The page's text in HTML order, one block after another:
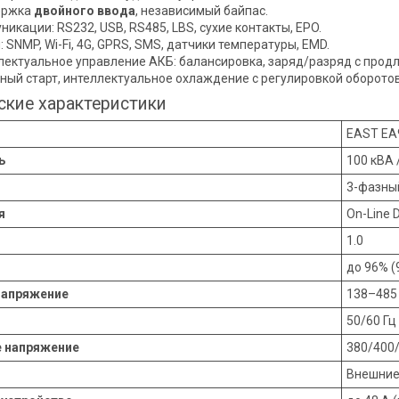
двойного ввода, независимый байпас.
RS232, USB, RS485, LBS, сухие контакты, EPO.
Wi-Fi, 4G, GPRS, SMS, датчики температуры, EMD.
управление АКБ: балансировка, заряд/разряд с
старт, интеллектуальное охлаждение с регулировкой
характеристики
EAST
100 кВА
3-
On-Line
1.0
до 96%
50/60
380/